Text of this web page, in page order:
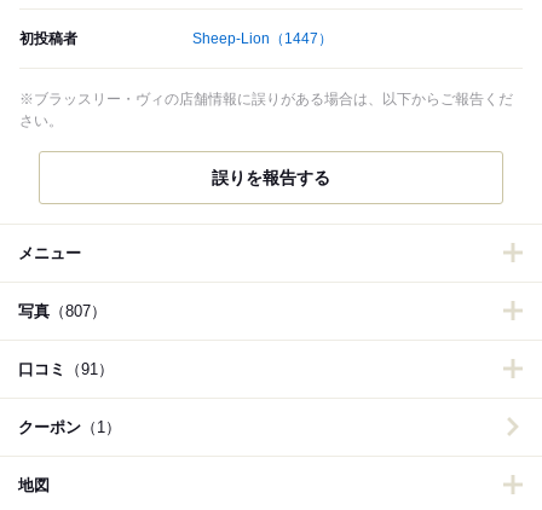
初投稿者 Sheep-Lion （1447）
※ブラッスリー・ヴィの店舗情報に誤りがある場合は、以下からご報告くだ
さい。
誤りを報告する
メニュー
写真 （807）
口コミ （91）
クーポン （1）
地図